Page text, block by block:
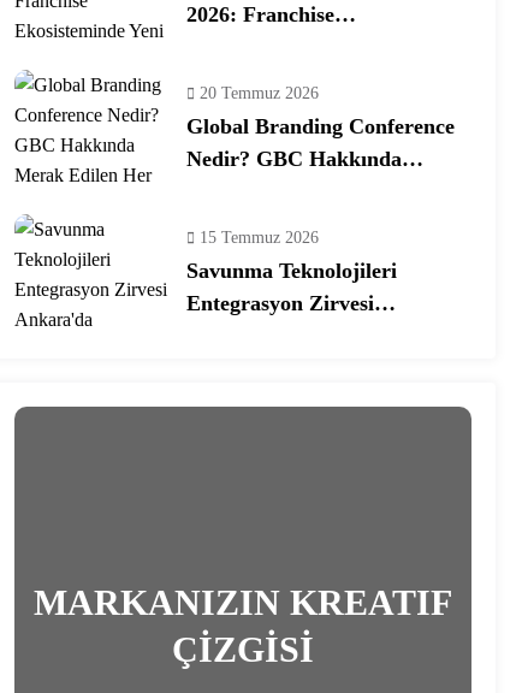
2026: Franchise
20 Temmuz 2026
Global Branding Conference
Nedir? GBC Hakkında
15 Temmuz 2026
Savunma Teknolojileri
Entegrasyon Zirvesi
MARKANIZIN KREATIF
ÇİZGİSİ